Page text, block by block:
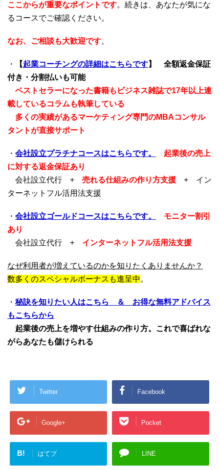
ここからが重要なポイントです。続きは、あなたが気にな
るコースでご確認ください。
なお、ご相談も大歓迎です。
・ 【起業コーチングの詳細はこちらです】
全額返金保証
付き・分割払いも可能
ベストセラーになった書籍もビジネス雑誌で17年以上連
載しているコラムも執筆している
多くの実績があるマーケティング専門のMBAコンサル
タントが直接サポート
・ 会社設立プラチナコースはこちらです。
起業後の売上
に対する返金保証あり
会社設立代行 + 売れる仕組みの作り方支援 + イン
ターネットフル活用法支援
・ 会社設立ゴールドコースはこちらです。
モニター割引
あり
会社設立代行 + インターネットフル活用法支援
なぜ利用者が増えているのかを知りたくありませんか？
数多くのスペシャルボーナスも進呈中 。
・ 秘訣を知りたい人はこちら ＆ お得な無料アドバイス
もこちらから
起業後の売上を増やす仕組みの作り方。これで喜ばれな
がらあなたも儲けられる
Twitter Facebook
Google+ Pocket
B! はてブ LINE